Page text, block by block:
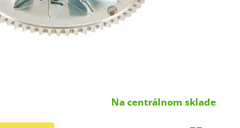
Na centrálnom sklade